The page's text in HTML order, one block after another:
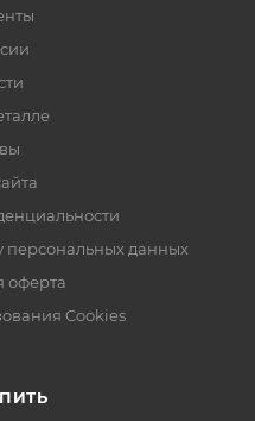
персональных данных
оферта
Cookies